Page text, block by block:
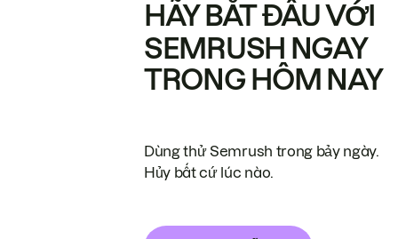
HÃY BẮT ĐẦU VỚI
SEMRUSH NGAY
TRONG HÔM NAY
Dùng thử Semrush trong bảy ngày.
Hủy bất cứ lúc nào.